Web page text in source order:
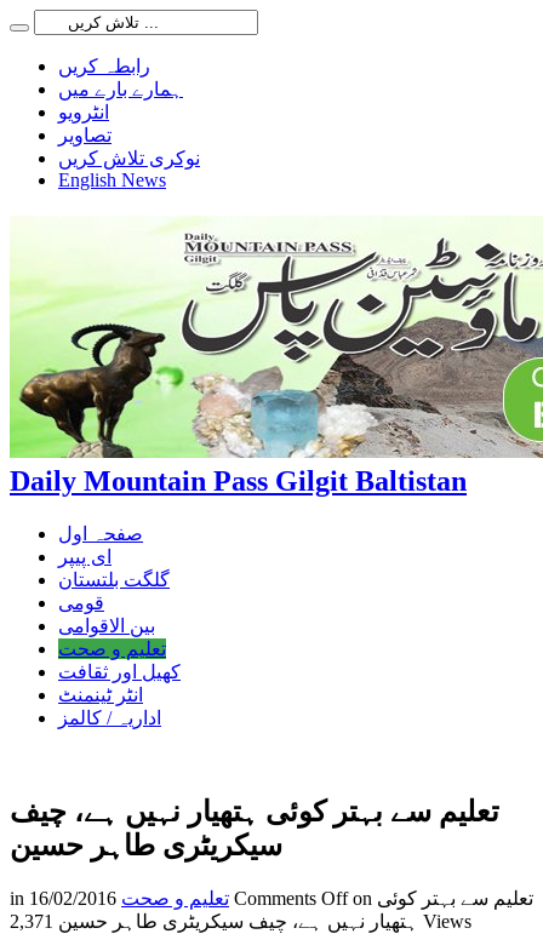
رابطہ کریں
ہمارے بارے میں
انٹرویو
تصاویر
نوکری تلاش کریں
English News
Daily Mountain Pass Gilgit Baltistan
صفحہ اول
ای پیپر
گلگت بلتستان
قومی
بین الاقوامی
تعلیم و صحت
کھیل اور ثقافت
انٹر ٹینمنٹ
اداریہ / کالمز
تعلیم سے بہتر کوئی ہتھیار نہیں ہے، چیف
سیکریٹری طاہر حسین
in تعلیم و صحت 16/02/2016 Comments Offon تعلیم سے بہتر کوئی
ہتھیار نہیں ہے، چیف سیکریٹری طاہر حسین 2,371 Views